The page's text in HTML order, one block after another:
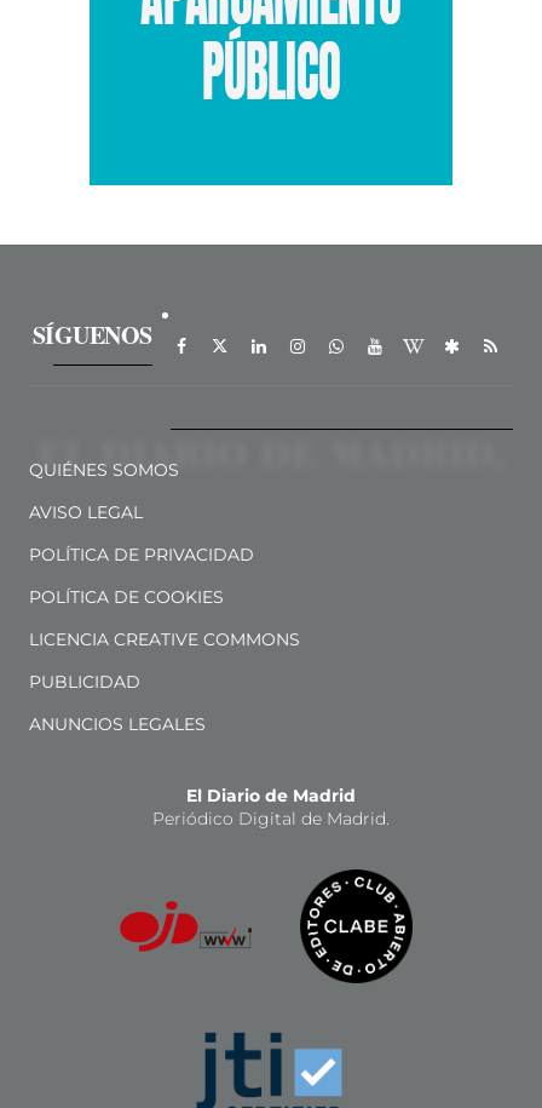
SÍGUENOS
QUIÉNES SOMOS
AVISO LEGAL
POLÍTICA DE PRIVACIDAD
POLÍTICA DE COOKIES
LICENCIA CREATIVE COMMONS
PUBLICIDAD
ANUNCIOS LEGALES
El Diario de Madrid
Periódico Digital de Madrid.